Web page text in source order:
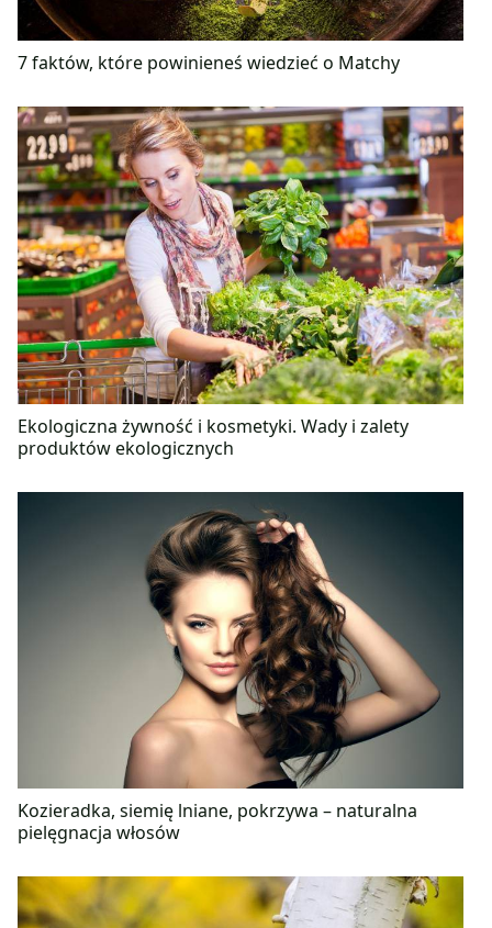
7 faktów, które powinieneś wiedzieć o Matchy
Ekologiczna żywność i kosmetyki. Wady i zalety
produktów ekologicznych
Kozieradka, siemię lniane, pokrzywa – naturalna
pielęgnacja włosów